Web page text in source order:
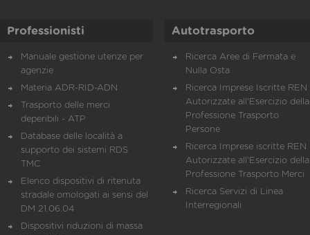
Professionisti
Manuale gestione utenze per
agenzie
Materia ADR-RID-ADN
Trasporto delle merci
deperibili - ATP
Database delle località a
supporto dei sistemi RDS
TMC
Elenco dispositivi di ritenuta
stradale omologati ai sensi del
DM 21.06.04
Dispositivi riduzioni di massa
Autotrasporto
Ricerca Aree di Fermata e
Nulla Osta
Ricerca Imprese Iscritte REN
Autorizzate all'Esercizio della
Professione Trasporto
Persone
Ricerca Imprese iscritte REN
Autorizzate all'Esercizio della
Professione Trasporto Merci
Ricerca Servizi di Linea
Interregionali